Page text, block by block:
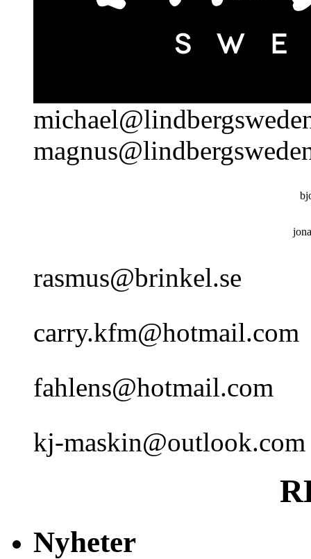
rasmus@brinkel.se
carry.kfm@hotmail.com
fahlens@hotmail.com
kj-maskin@outlook.com
Nyheter